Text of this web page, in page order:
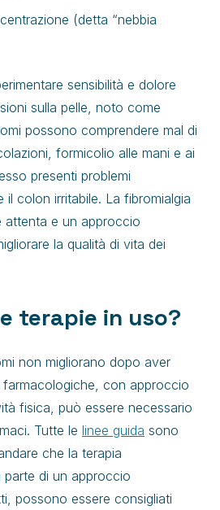
(detta “nebbia
sensibilità e dolore
sulla pelle, noto come
possono comprendere mal di
formicolio alle mani e ai
presenti problemi
il colon irritabile. La fibromialgia
attenta e un approccio
la qualità di vita dei
terapie in uso?
non migliorano dopo aver
con approccio
fisica, può essere necessario
Tutte le linee guida sono
che la terapia
di un approccio
possono essere consigliati